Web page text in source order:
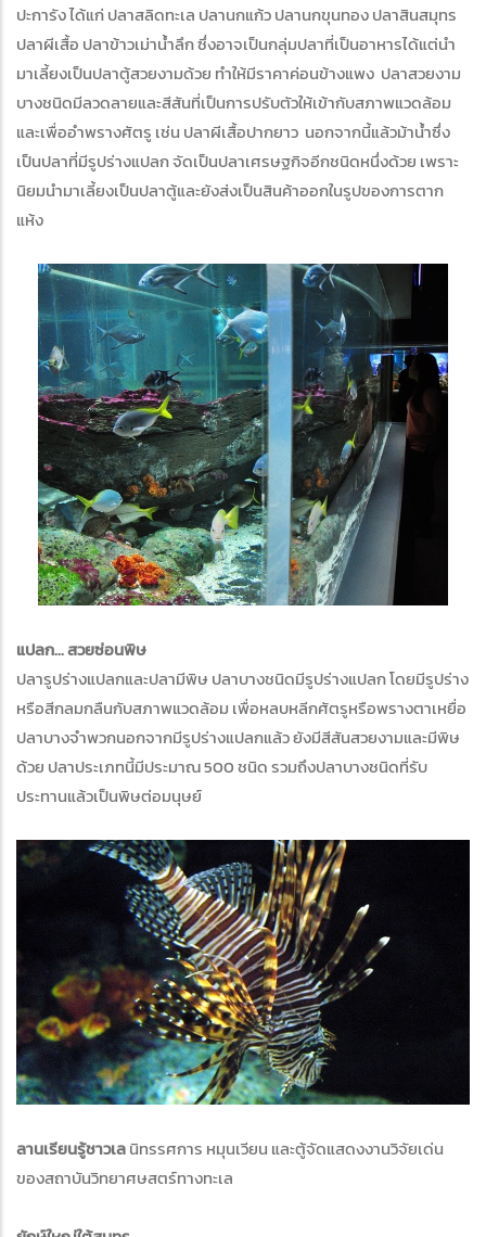
ปะการัง ได้แก่ ปลาสลิดทะเล ปลานกแก้ว ปลานกขุนทอง ปลาสินสมุทร
ปลาผีเสื้อ ปลาข้าวเม่าน้ำลึก ซึ่งอาจเป็นกลุ่มปลาที่เป็นอาหารได้แต่นำ
มาเลี้ยงเป็นปลาตู้สวยงามด้วย ทำให้มีราคาค่อนข้างแพง ปลาสวยงาม
บางชนิดมีลวดลายและสีสันที่เป็นการปรับตัวให้เข้ากับสภาพแวดล้อม
และเพื่ออำพรางศัตรู เช่น ปลาผีเสื้อปากยาว นอกจากนี้แล้วม้าน้ำซึ่ง
เป็นปลาที่มีรูปร่างแปลก จัดเป็นปลาเศรษฐกิจอีกชนิดหนึ่งด้วย เพราะ
นิยมนำมาเลี้ยงเป็นปลาตู้และยังส่งเป็นสินค้าออกในรูปของการตาก
แห้ง
แปลก... สวยซ่อนพิษ
ปลารูปร่างแปลกและปลามีพิษ ปลาบางชนิดมีรูปร่างแปลก โดยมีรูปร่าง
หรือสีกลมกลืนกับสภาพแวดล้อม เพื่อหลบหลีกศัตรูหรือพรางตาเหยื่อ
ปลาบางจำพวกนอกจากมีรูปร่างแปลกแล้ว ยังมีสีสันสวยงามและมีพิษ
ด้วย ปลาประเภทนี้มีประมาณ 500 ชนิด รวมถึงปลาบางชนิดที่รับ
ประทานแล้วเป็นพิษต่อมนุษย์
ลานเรียนรู้ชาวเลนิทรรศการ หมุนเวียน และตู้จัดแสดงงานวิจัยเด่น
ของสถาบันวิทยาศษสตร์ทางทะเล